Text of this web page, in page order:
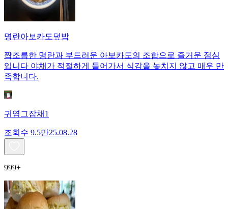
명란아보카도덮밥
짭조름한 명란과 부드러운 아보카도의 조합으로 즐거운 점심
입니다 야채가 적절하게 들어가서 식감을 놓치지 않고 매우 만
족합니다.
귀염그잡채1
조회수 9.5만25.08.28
999+